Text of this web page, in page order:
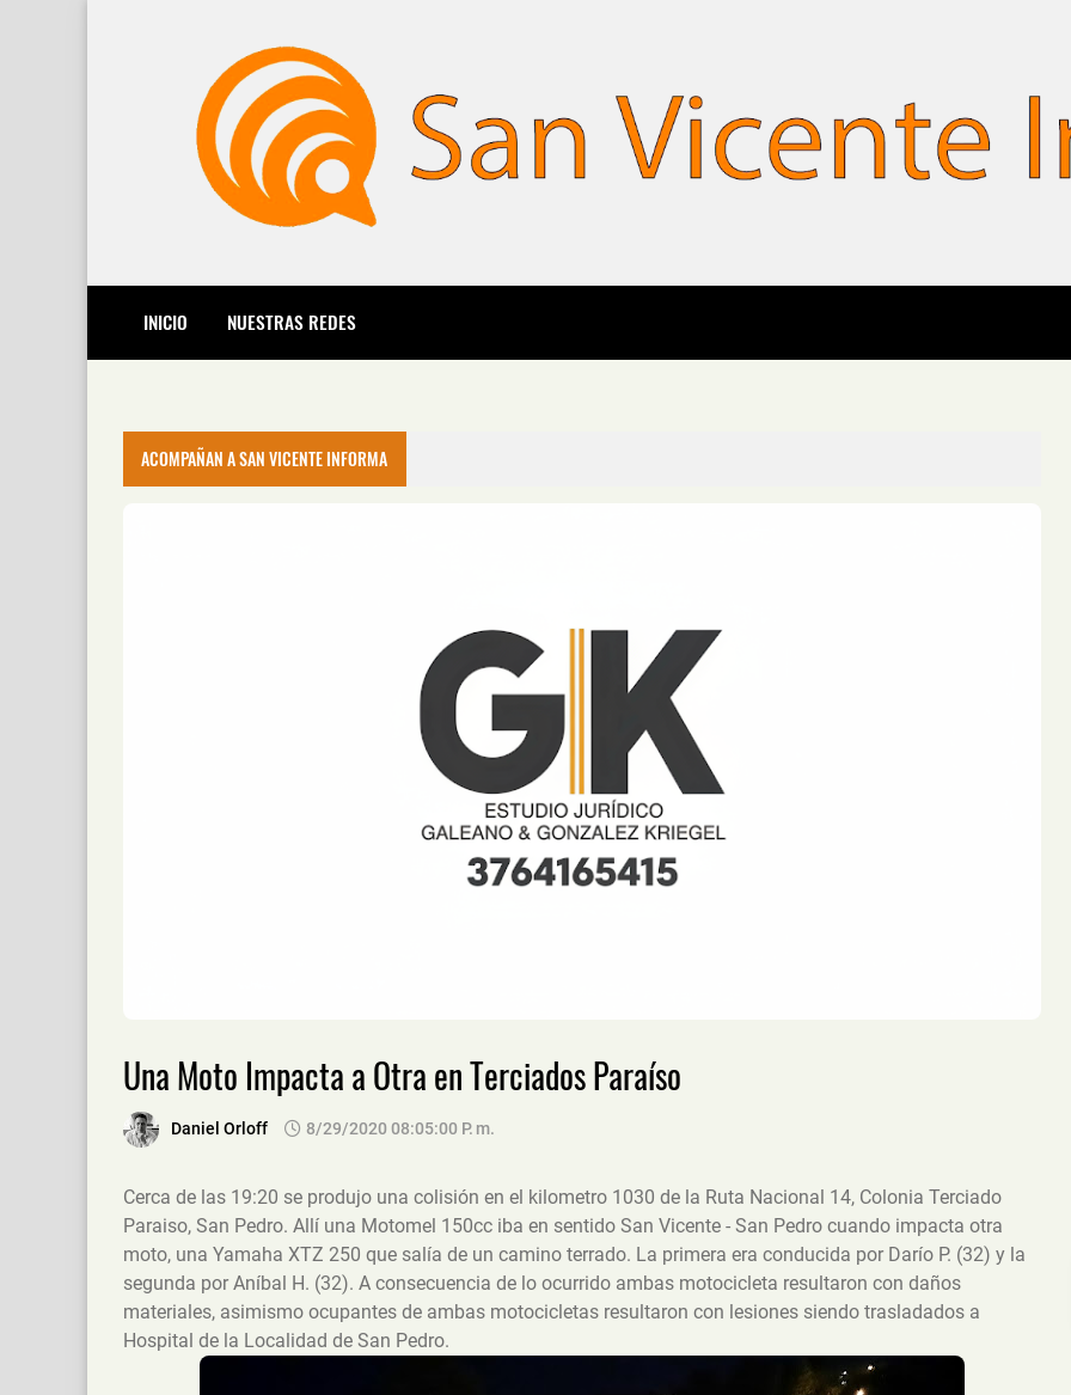
INICIO NUESTRAS REDES
ACOMPAÑAN A SAN VICENTE INFORMA
Una Moto Impacta a Otra en Terciados Paraíso
Daniel Orloff 8/29/2020 08:05:00 P. M.
Cerca de las 19:20 se produjo una colisión en el kilometro 1030 de la Ruta Nacional 14, Colonia Terciado
Paraiso, San Pedro. Allí una Motomel 150cc iba en sentido San Vicente - San Pedro cuando impacta otra
moto, una Yamaha XTZ 250 que salía de un camino terrado. La primera era conducida por Darío P. (32) y la
segunda por Aníbal H. (32). A consecuencia de lo ocurrido ambas motocicleta resultaron con daños
materiales, asimismo ocupantes de ambas motocicletas resultaron con lesiones siendo trasladados a
Hospital de la Localidad de San Pedro.